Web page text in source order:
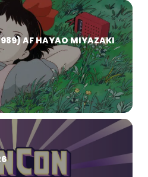
AF HAYAO MIYAZAKI